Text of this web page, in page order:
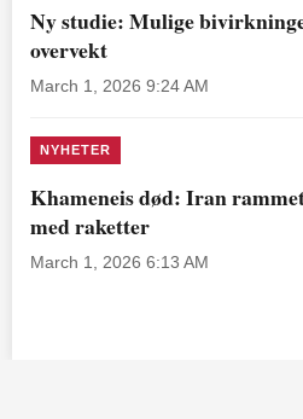
Ny studie: Mulige
overvekt
March 1, 2026 9:24 AM
NYHETER
Khameneis død: Iran
med raketter
March 1, 2026 6:13 AM